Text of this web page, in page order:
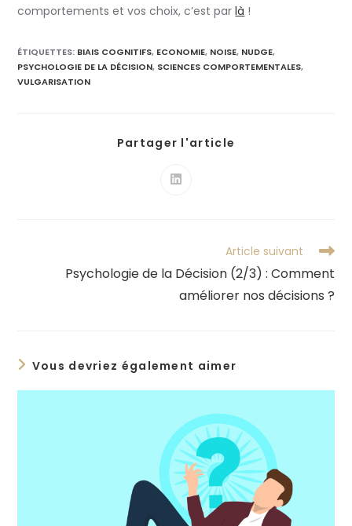
comportements et vos choix, c’est parlà !
ÉTIQUETTES: BIAIS COGNITIFS, ECONOMIE, NOISE, NUDGE,
PSYCHOLOGIE DE LA DÉCISION, SCIENCES COMPORTEMENTALES,
VULGARISATION
Partager l'article
Ouvrir
Article suivant
Psychologie de la Décision (2/3) : Comment
améliorer nos décisions ?
Vous devriez également aimer